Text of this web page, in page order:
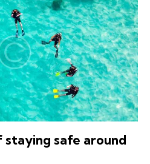
staying safe around